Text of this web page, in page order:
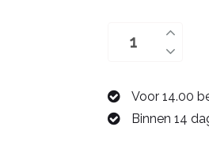
mm
00686523
Voor 14.00
Binnen 14